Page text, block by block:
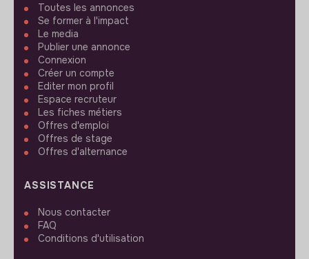
Toutes les annonces
Se former à l'impact
Le media
Publier une annonce
Connexion
Créer un compte
Editer mon profil
Espace recruteur
Les fiches métiers
Offres d'emploi
Offres de stage
Offres d'alternance
ASSISTANCE
Nous contacter
FAQ
Conditions d'utilisation